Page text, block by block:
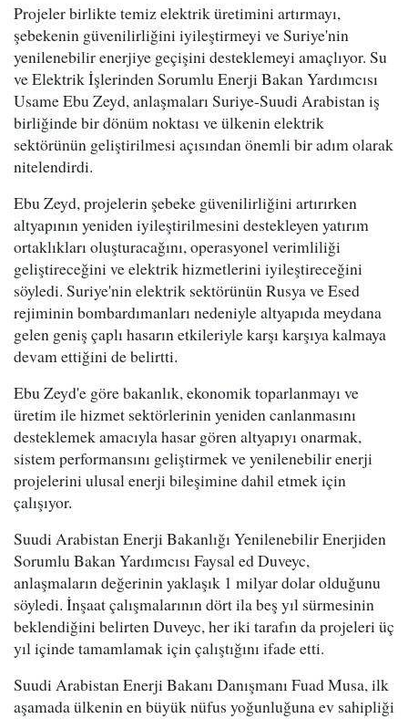
Projeler birlikte temiz elektrik üretimini artırmayı,
şebekenin güvenilirliğini iyileştirmeyi ve Suriye'nin
yenilenebilir enerjiye geçişini desteklemeyi amaçlıyor. Su
ve Elektrik İşlerinden Sorumlu Enerji Bakan Yardımcısı
Usame Ebu Zeyd, anlaşmaları Suriye-Suudi Arabistan iş
birliğinde bir dönüm noktası ve ülkenin elektrik
sektörünün geliştirilmesi açısından önemli bir adım olarak
nitelendirdi.
Ebu Zeyd, projelerin şebeke güvenilirliğini artırırken
altyapının yeniden iyileştirilmesini destekleyen yatırım
ortaklıkları oluşturacağını, operasyonel verimliliği
geliştireceğini ve elektrik hizmetlerini iyileştireceğini
söyledi. Suriye'nin elektrik sektörünün Rusya ve Esed
rejiminin bombardımanları nedeniyle altyapıda meydana
gelen geniş çaplı hasarın etkileriyle karşı karşıya kalmaya
devam ettiğini de belirtti.
Ebu Zeyd'e göre bakanlık, ekonomik toparlanmayı ve
üretim ile hizmet sektörlerinin yeniden canlanmasını
desteklemek amacıyla hasar gören altyapıyı onarmak,
sistem performansını geliştirmek ve yenilenebilir enerji
projelerini ulusal enerji bileşimine dahil etmek için
çalışıyor.
Suudi Arabistan Enerji Bakanlığı Yenilenebilir Enerjiden
Sorumlu Bakan Yardımcısı Faysal ed Duveyc,
anlaşmaların değerinin yaklaşık 1 milyar dolar olduğunu
söyledi. İnşaat çalışmalarının dört ila beş yıl sürmesinin
beklendiğini belirten Duveyc, her iki tarafın da projeleri üç
yıl içinde tamamlamak için çalıştığını ifade etti.
Suudi Arabistan Enerji Bakanı Danışmanı Fuad Musa, ilk
aşamada ülkenin en büyük nüfus yoğunluğuna ev sahipliği